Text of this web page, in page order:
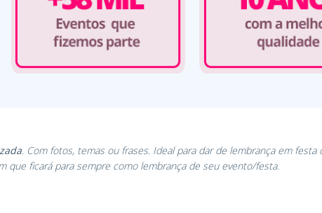
. Com fotos, temas ou frases. Ideal para dar de lembrança em
que ficará para sempre como lembrança de seu evento/festa.